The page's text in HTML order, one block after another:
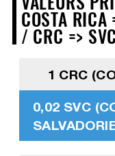
COSTA RICA
/ CRC => SVC
1 CRC
0,02 SVC